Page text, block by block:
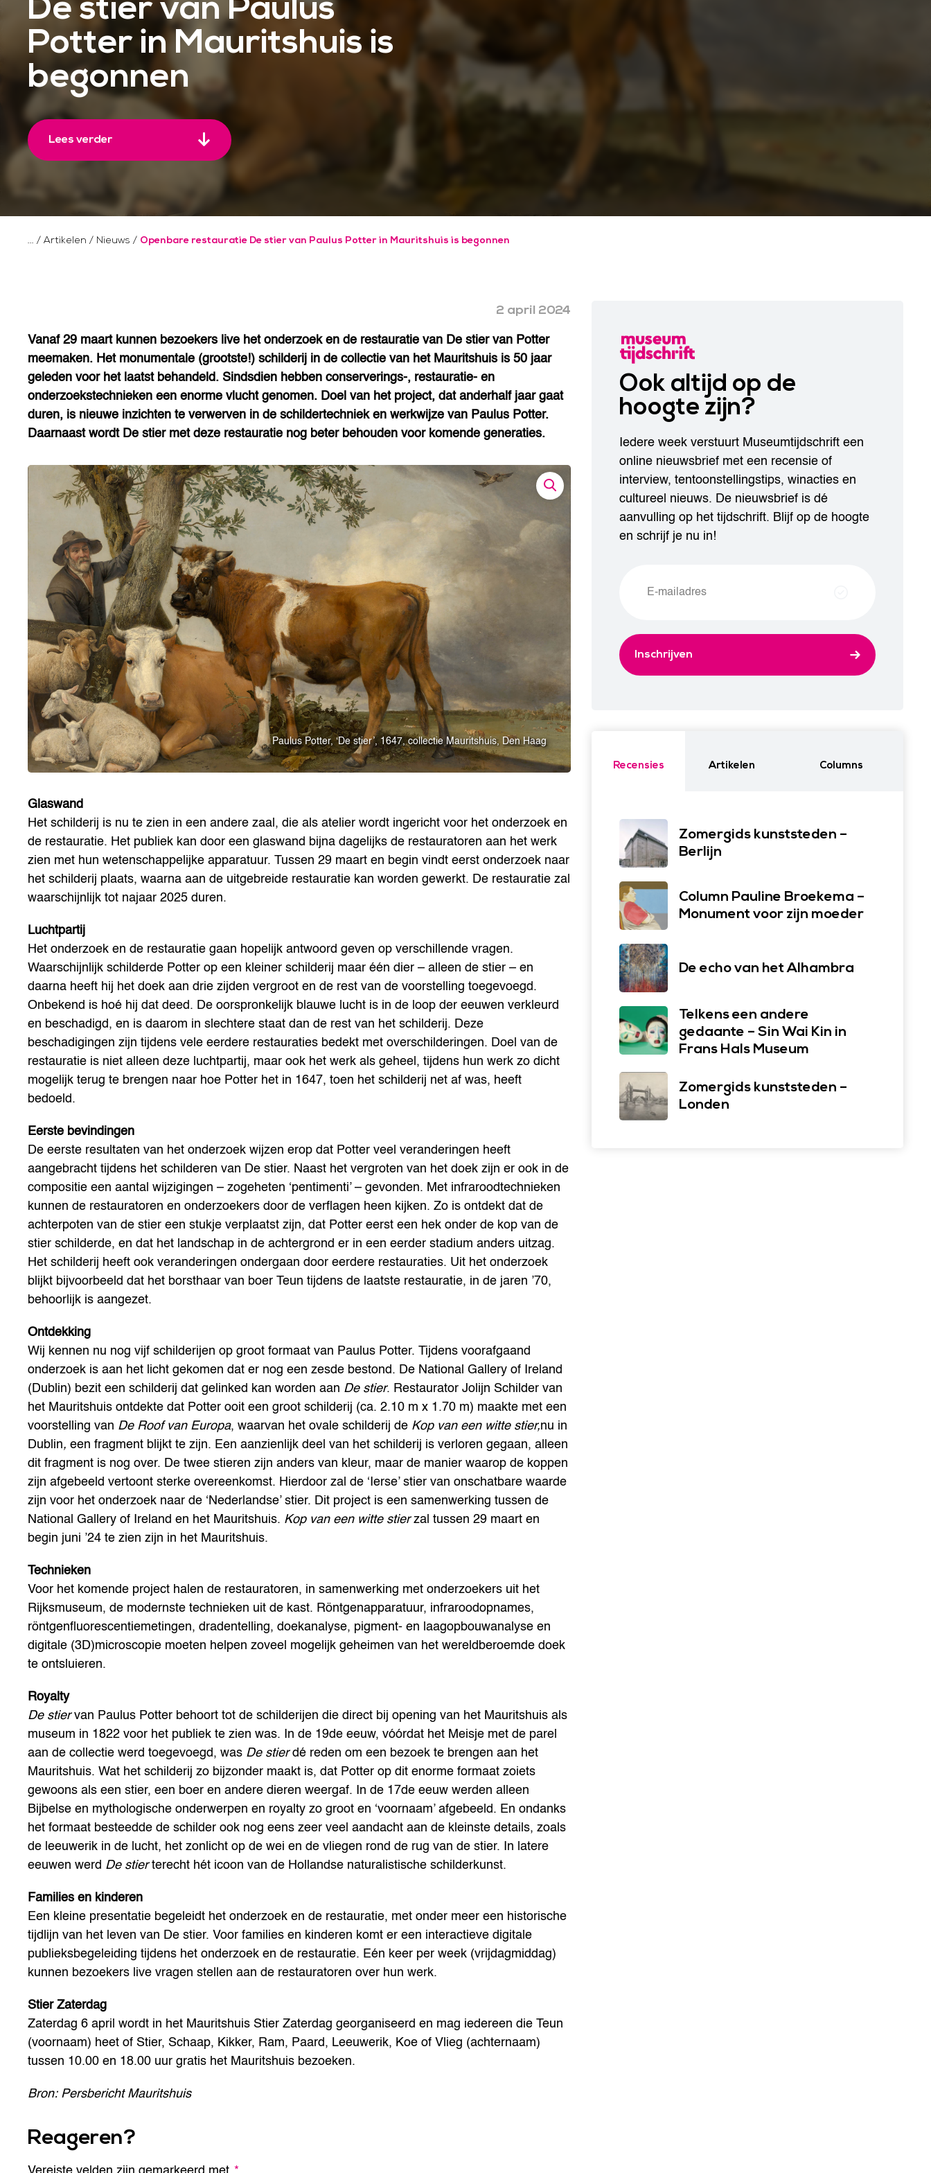
Potter in Mauritshuis is
begonnen
Lees verder
/ Artikelen / Nieuws / Openbare restauratie De stier van Paulus Potter in Mauritshuis is begonnen
2 april 2024
Vanaf 29 maart kunnen bezoekers live het onderzoek en de restauratie van De stier van Potter
meemaken. Het monumentale (grootste!) schilderij in de collectie van het Mauritshuis is 50 jaar
geleden voor het laatst behandeld. Sindsdien hebben conserverings-, restauratie- en
onderzoekstechnieken een enorme vlucht genomen. Doel van het project, dat anderhalf jaar gaat
duren, is nieuwe inzichten te verwerven in de schildertechniek en werkwijze van Paulus Potter.
Daarnaast wordt De stier met deze restauratie nog beter behouden voor komende generaties.
Paulus Potter, ‘De stier’, 1647, collectie Mauritshuis, Den Haag
Glaswand
Het schilderij is nu te zien in een andere zaal, die als atelier wordt ingericht voor het onderzoek en
de restauratie. Het publiek kan door een glaswand bijna dagelijks de restauratoren aan het werk
zien met hun wetenschappelijke apparatuur. Tussen 29 maart en begin vindt eerst onderzoek naar
het schilderij plaats, waarna aan de uitgebreide restauratie kan worden gewerkt. De restauratie zal
waarschijnlijk tot najaar 2025 duren.
Luchtpartij
Het onderzoek en de restauratie gaan hopelijk antwoord geven op verschillende vragen.
Waarschijnlijk schilderde Potter op een kleiner schilderij maar één dier – alleen de stier – en
daarna heeft hij het doek aan drie zijden vergroot en de rest van de voorstelling toegevoegd.
Onbekend is hoé hij dat deed. De oorspronkelijk blauwe lucht is in de loop der eeuwen verkleurd
en beschadigd, en is daarom in slechtere staat dan de rest van het schilderij. Deze
beschadigingen zijn tijdens vele eerdere restauraties bedekt met overschilderingen. Doel van de
restauratie is niet alleen deze luchtpartij, maar ook het werk als geheel, tijdens hun werk zo dicht
mogelijk terug te brengen naar hoe Potter het in 1647, toen het schilderij net af was, heeft
bedoeld.
Eerste bevindingen
De eerste resultaten van het onderzoek wijzen erop dat Potter veel veranderingen heeft
aangebracht tijdens het schilderen van De stier. Naast het vergroten van het doek zijn er ook in de
compositie een aantal wijzigingen – zogeheten ‘pentimenti’ – gevonden. Met infraroodtechnieken
kunnen de restauratoren en onderzoekers door de verflagen heen kijken. Zo is ontdekt dat de
achterpoten van de stier een stukje verplaatst zijn, dat Potter eerst een hek onder de kop van de
stier schilderde, en dat het landschap in de achtergrond er in een eerder stadium anders uitzag.
Het schilderij heeft ook veranderingen ondergaan door eerdere restauraties. Uit het onderzoek
blijkt bijvoorbeeld dat het borsthaar van boer Teun tijdens de laatste restauratie, in de jaren ’70,
behoorlijk is aangezet.
Ontdekking
Wij kennen nu nog vijf schilderijen op groot formaat van Paulus Potter. Tijdens voorafgaand
onderzoek is aan het licht gekomen dat er nog een zesde bestond. De National Gallery of Ireland
(Dublin) bezit een schilderij dat gelinked kan worden aan De stier. Restaurator Jolijn Schilder van
het Mauritshuis ontdekte dat Potter ooit een groot schilderij (ca. 2.10 m x 1.70 m) maakte met een
voorstelling van De Roof van Europa, waarvan het ovale schilderij de Kop van een witte stier,nu in
Dublin, een fragment blijkt te zijn. Een aanzienlijk deel van het schilderij is verloren gegaan, alleen
dit fragment is nog over. De twee stieren zijn anders van kleur, maar de manier waarop de koppen
zijn afgebeeld vertoont sterke overeenkomst. Hierdoor zal de ‘Ierse’ stier van onschatbare waarde
zijn voor het onderzoek naar de ‘Nederlandse’ stier. Dit project is een samenwerking tussen de
National Gallery of Ireland en het Mauritshuis. Kop van een witte stierzal tussen 29 maart en
begin juni ’24 te zien zijn in het Mauritshuis.
Technieken
Voor het komende project halen de restauratoren, in samenwerking met onderzoekers uit het
Rijksmuseum, de modernste technieken uit de kast. Röntgenapparatuur, infraroodopnames,
röntgenfluorescentiemetingen, dradentelling, doekanalyse, pigment- en laagopbouwanalyse en
digitale (3D)microscopie moeten helpen zoveel mogelijk geheimen van het wereldberoemde doek
te ontsluieren.
Royalty
De stiervan Paulus Potter behoort tot de schilderijen die direct bij opening van het Mauritshuis als
museum in 1822 voor het publiek te zien was. In de 19de eeuw, vóórdat het Meisje met de parel
aan de collectie werd toegevoegd, was De stierdé reden om een bezoek te brengen aan het
Mauritshuis. Wat het schilderij zo bijzonder maakt is, dat Potter op dit enorme formaat zoiets
gewoons als een stier, een boer en andere dieren weergaf. In de 17de eeuw werden alleen
Bijbelse en mythologische onderwerpen en royalty zo groot en ‘voornaam’ afgebeeld. En ondanks
het formaat besteedde de schilder ook nog eens zeer veel aandacht aan de kleinste details, zoals
de leeuwerik in de lucht, het zonlicht op de wei en de vliegen rond de rug van de stier. In latere
eeuwen werd De stierterecht hét icoon van de Hollandse naturalistische schilderkunst.
Families en kinderen
Een kleine presentatie begeleidt het onderzoek en de restauratie, met onder meer een historische
tijdlijn van het leven van De stier. Voor families en kinderen komt er een interactieve digitale
publieksbegeleiding tijdens het onderzoek en de restauratie. Eén keer per week (vrijdagmiddag)
kunnen bezoekers live vragen stellen aan de restauratoren over hun werk.
Stier Zaterdag
Zaterdag 6 april wordt in het Mauritshuis Stier Zaterdag georganiseerd en mag iedereen die Teun
(voornaam) heet of Stier, Schaap, Kikker, Ram, Paard, Leeuwerik, Koe of Vlieg (achternaam)
tussen 10.00 en 18.00 uur gratis het Mauritshuis bezoeken.
Bron: Persbericht Mauritshuis
Reageren?
A
Ook altijd op de
hoogte zijn?
Iedere week verstuurt Museumtijdschrift een
online nieuwsbrief met een recensie of
interview, tentoonstellingstips, winacties en
cultureel nieuws. De nieuwsbrief is dé
aanvulling op het tijdschrift. Blijf op de hoogte
en schrijf je nu in!
Inschrijven
Recensies Artikelen Columns
Zomergids kunststeden –
Berlijn
Column Pauline Broekema –
Monument voor zijn moeder
De echo van het Alhambra
Telkens een andere
gedaante – Sin Wai Kin in
Frans Hals Museum
Zomergids kunststeden –
Londen